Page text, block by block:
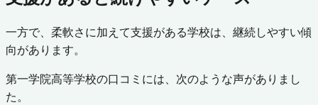
一方で、柔軟さに加えて支援がある学校は、継続しやすい傾
向があります。
第一学院高等学校の口コミには、次のような声がありまし
た。